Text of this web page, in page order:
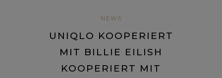
NEWS
UNIQLO KOOPERIERT
MIT BILLIE EILISH
KOOPERIERT MIT